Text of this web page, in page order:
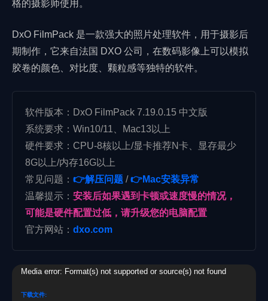
格的摄影师使用。
DxO FilmPack 是一款强大的照片处理软件，用于摄影后
期制作，它来自法国 DXO 公司，在数码影像上可以模拟
胶卷的颜色、对比度、颗粒感等独特的软件。
软件版本：DxO FilmPack 7.19.0.15 中文版
系统要求：Win10/11、Mac13以上
硬件要求：CPU-8核以上/显卡推荐N卡、显存最少
8G以上/内存16G以上
常见问题： 👉解压问题/👉Mac安装异常
温馨提示： 安装后如果遇到卡顿或速度慢的情况，
可能是硬件配置过低，请升级您的电脑配置
官方网站： dxo.com
Media error: Format(s) not supported or source(s) not found
下载文件: